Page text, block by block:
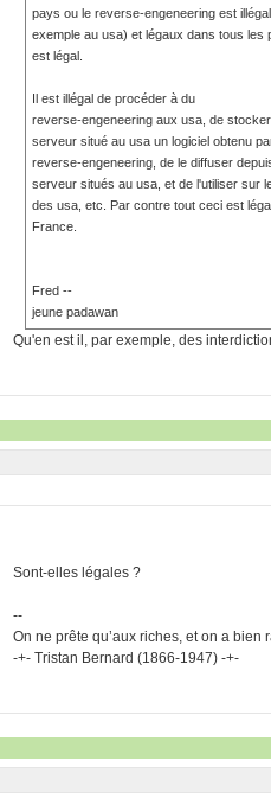
pays ou le reverse-engeneering est
exemple au usa) et légaux dans tous les
est légal.
Il est illégal de procéder à du
reverse-engeneering aux usa, de
serveur situé au usa un logiciel obtenu
reverse-engeneering, de le diffuser
serveur situés au usa, et de l'utiliser sur
des usa, etc. Par contre tout ceci est
France.
Fred --
jeune padawan
Qu'en est il, par exemple, des
Sont-elles légales ?
--
On ne prête qu’aux riches, et on a
-+- Tristan Bernard (1866-1947) -+-